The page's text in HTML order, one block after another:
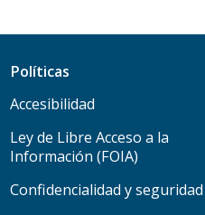
Políticas
Accesibilidad
Ley de Libre Acceso a la
Información (FOIA)
Confidencialidad y seguridad